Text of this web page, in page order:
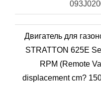
Двигатель для
STRATTON 625E
RPM (Remote
displacement cm?